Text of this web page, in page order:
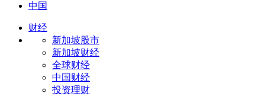
中国
财经
新加坡股市
新加坡财经
全球财经
中国财经
投资理财